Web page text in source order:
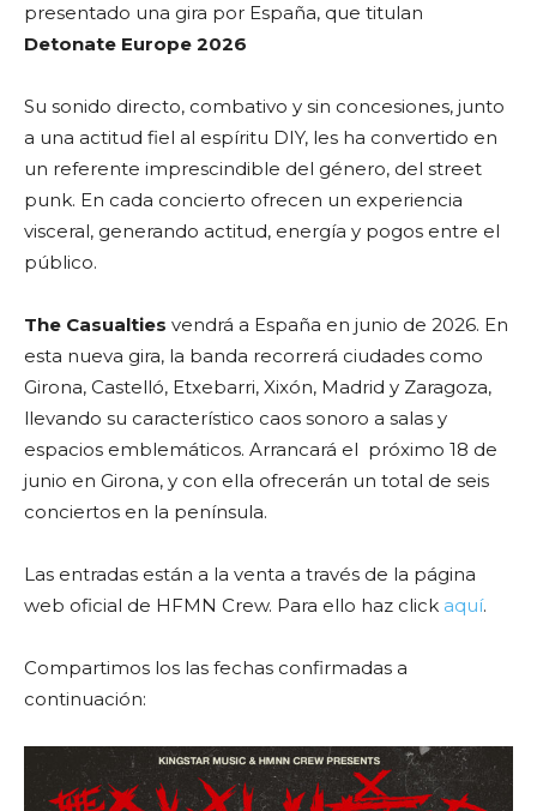
presentado una gira por España, que titulan
Detonate Europe 2026
Su sonido directo, combativo y sin concesiones, junto
a una actitud fiel al espíritu DIY, les ha convertido en
un referente imprescindible del género, del street
punk. En cada concierto ofrecen un experiencia
visceral, generando actitud, energía y pogos entre el
público.
The Casualties vendrá a España en junio de 2026. En
esta nueva gira, la banda recorrerá ciudades como
Girona, Castelló, Etxebarri, Xixón, Madrid y Zaragoza,
llevando su característico caos sonoro a salas y
espacios emblemáticos. Arrancará el próximo 18 de
junio en Girona, y con ella ofrecerán un total de seis
conciertos en la península.
Las entradas están a la venta a través de la página
web oficial de HFMN Crew. Para ello haz click aquí.
Compartimos los las fechas confirmadas a
continuación: